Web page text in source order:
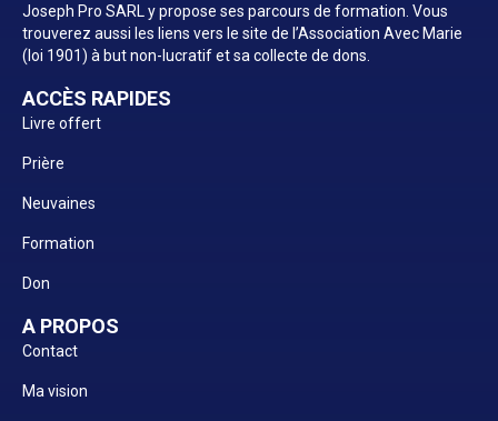
Joseph Pro SARL y propose ses parcours de formation. Vous
trouverez aussi les liens vers le site de l’Association Avec Marie
(loi 1901) à but non-lucratif et sa collecte de dons.
ACCÈS RAPIDES
Livre offert
Prière
Neuvaines
Formation
Don
A PROPOS
Contact
Ma vision